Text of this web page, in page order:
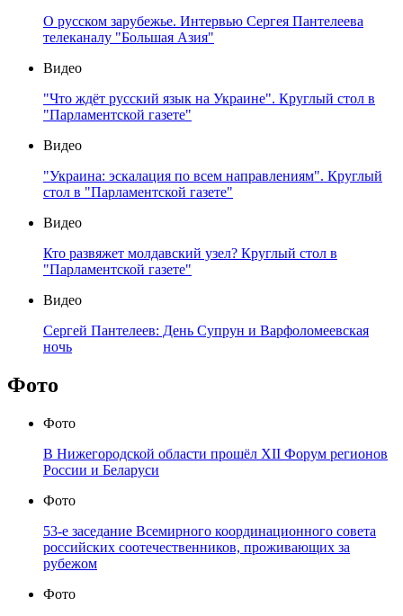
О русском зарубежье. Интервью Сергея Пантелеева
телеканалу "Большая Азия"
Видео
"Что ждёт русский язык на Украине". Круглый стол в
"Парламентской газете"
Видео
"Украина: эскалация по всем направлениям". Круглый
стол в "Парламентской газете"
Видео
Кто развяжет молдавский узел? Круглый стол в
"Парламентской газете"
Видео
Сергей Пантелеев: День Супрун и Варфоломеевская
ночь
Фото
Фото
В Нижегородской области прошёл XII Форум регионов
России и Беларуси
Фото
53-е заседание Всемирного координационного совета
российских соотечественников, проживающих за
рубежом
Фото